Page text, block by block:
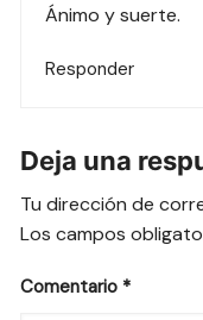
Ánimo y suerte.
Responder
Deja una
Tu dirección de
Los campos
Comentario *